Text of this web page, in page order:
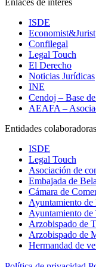
Enlaces de interés
ISDE
Economist&Jurist
Confilegal
Legal Touch
El Derecho
Noticias Jurídicas
INE
Cendoj – Base
AEAFA –
Entidades colaboradoras
ISDE
Legal Touch
Asociación de
Embajada de
Cámara de
Ayuntamiento de
Ayuntamiento de
Arzobispado de
Arzobispado de
Hermandad de